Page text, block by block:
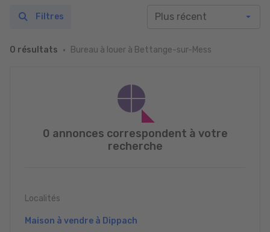
0 résultats Bureau à louer à Bettange-sur-Mess
Filtres
0 annonces correspondent à votre
recherche
Localités
Maison à vendre à Dippach